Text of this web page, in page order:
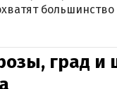
большинство
град и